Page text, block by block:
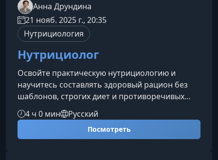
Анна Друндина
21 нояб. 2025 г., 20:35
Нутрициология
Нутрициолог
Освойте практическую нутрициологию и
научитесь составлять здоровый рацион без
шаблонов, строгих диет и противоречивых
советов. Курс поможет вам рассчитывать
КБЖУ, подбирать продукты под
индивидуальные особенности организма и
уверенно применять знания в реальной
4 ч 0 мин Русский
Посмотреть